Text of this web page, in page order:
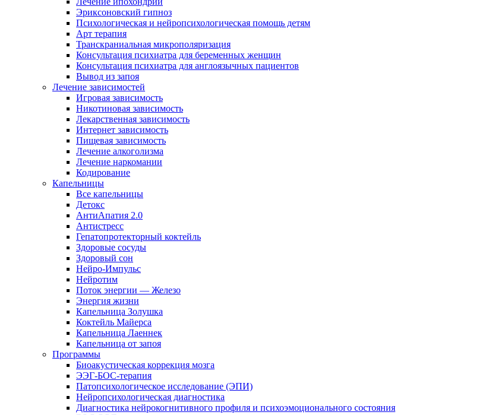
Эриксоновский гипноз
Психологическая и нейропсихологическая помощь детям
Арт терапия
Транскраниальная микрополяризация
Консультация психиатра для беременных женщин
Консультация психиатра для англоязычных пациентов
Вывод из запоя
Лечение зависимостей
Игровая зависимость
Никотиновая зависимость
Лекарственная зависимость
Интернет зависимость
Пищевая зависимость
Лечение алкоголизма
Лечение наркомании
Кодирование
Капельницы
Все капельницы
Детокс
АнтиАпатия 2.0
Антистресс
Гепатопротекторный коктейль
Здоровые сосуды
Здоровый сон
Нейро-Импульс
Нейротим
Поток энергии — Железо
Энергия жизни
Капельница Золушка
Коктейль Майерса
Капельница Лаеннек
Капельница от запоя
Программы
Биоакустическая коррекция мозга
ЭЭГ-БОС-терапия
Патопсихологическое исследование (ЭПИ)
Нейропсихологическая диагностика
Диагностика нейрокогнитивного профиля и психоэмоционального состояния